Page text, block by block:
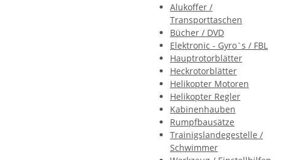
Alukoffer /
Transporttaschen
Bücher / DVD
Elektronic - Gyro`s / FBL
Hauptrotorblätter
Heckrotorblätter
Helikopter Motoren
Helikopter Regler
Kabinenhauben
Rumpfbausätze
Trainigslandegestelle /
Schwimmer